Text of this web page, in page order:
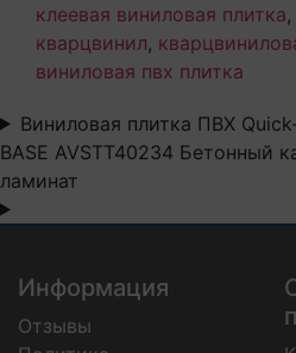
клеевая виниловая плитка,
кварцвинил,
виниловая пвх плитка
Виниловая плитка ПВХ
BASE AVSTT40234 Бетонный
ламинат
Информация
Отзывы